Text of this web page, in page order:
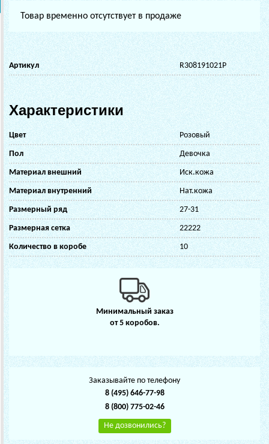
Товар временно отсутствует в продаже
Артикул R308191021P
Характеристики
Цвет Розовый
Пол Девочка
Материал внешний Иск.кожа
Материал внутренний Нат.кожа
Размерный ряд 27-31
Размерная сетка 22222
Количество в коробе 10
Минимальный заказ
от 5 коробов.
Заказывайте по телефону
8 (495) 646-77-98
8 (800) 775-02-46
Не дозвонились?